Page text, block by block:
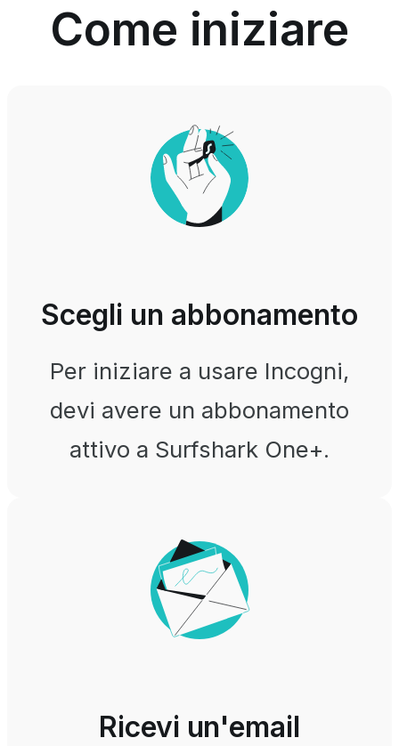
Come iniziare
Scegli un abbonamento
Per iniziare a usare Incogni,
devi avere un abbonamento
attivo a Surfshark One+.
Ricevi un'email